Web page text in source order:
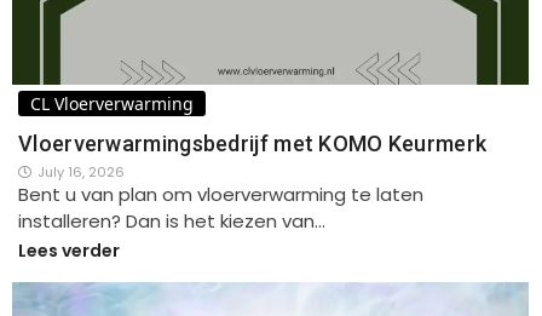
CL Vloerverwarming
Vloerverwarmingsbedrijf met KOMO Keurmerk
July 16, 2026
Bent u van plan om vloerverwarming te laten
installeren? Dan is het kiezen van…
Lees verder